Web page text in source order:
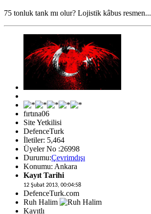
75 tonluk tank mı olur? Lojistik kâbus resmen...
fırtına06
Site Yetkilisi
DefenceTurk
İletiler: 5,464
Üyeler No :26998
Durumu:Çevrimdışı
Konumu: Ankara
Kayıt Tarihi
12 Şubat 2013, 00:04:58
DefenceTurk.com
Ruh Halim
Kayıtlı